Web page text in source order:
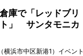
庫で「レッドブリ
」 サンタモニカ
横浜市中区新港1）イベント